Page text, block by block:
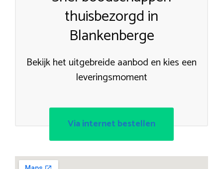
thuisbezorgd in
Blankenberge
Bekijk het uitgebreide aanbod en kies een
leveringsmoment
Via internet bestellen